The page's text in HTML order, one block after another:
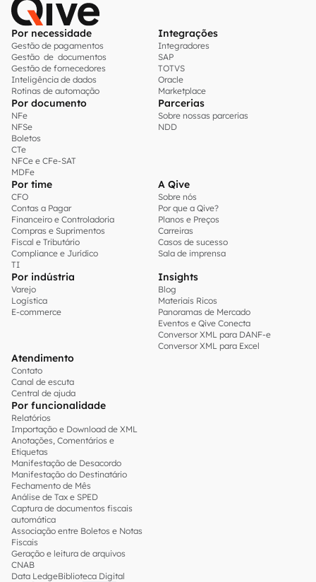
Por necessidade
Gestão de pagamentos
Gestão de documentos
Gestão de fornecedores
Inteligência de dados
Rotinas de automação
Integrações
Integradores
SAP
TOTVS
Oracle
Marketplace
Por documento
NFe
NFSe
Boletos
CTe
NFCe e CFe-SAT
MDFe
Parcerias
Sobre nossas parcerias
NDD
Por time
CFO
Contas a Pagar
Financeiro e Controladoria
Compras e Suprimentos
Fiscal e Tributário
Compliance e Jurídico
TI
A Qive
Sobre nós
Por que a Qive?
Planos e Preços
Carreiras
Casos de sucesso
Sala de imprensa
Por indústria
Varejo
Logística
E-commerce
Insights
Blog
Materiais Ricos
Panoramas de Mercado
Eventos e Qive Conecta
Conversor XML para DANF-e
Conversor XML para Excel
Atendimento
Contato
Canal de escuta
Central de ajuda
Por funcionalidade
Relatórios
Importação e Download de XML
Anotações, Comentários e
Etiquetas
Manifestação de Desacordo
Manifestação do Destinatário
Fechamento de Mês
Análise de Tax e SPED
Captura de documentos fiscais
automática
Associação entre Boletos e Notas
Fiscais
Geração e leitura de arquivos
CNAB
Data LedgeBiblioteca Digital